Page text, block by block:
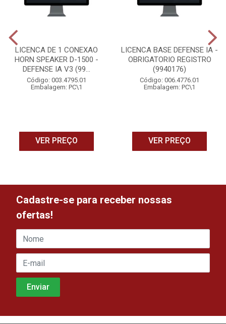
LICENCA DE 1 CONEXAO
HORN SPEAKER D-1500 -
DEFENSE IA V3 (99...
Código: 003.4795.01
Embalagem: PC\1
VER PREÇO
LICENCA BASE DEFENSE IA -
OBRIGATORIO REGISTRO
(9940176)
Código: 006.4776.01
Embalagem: PC\1
VER PREÇO
Cadastre-se para receber nossas
ofertas!